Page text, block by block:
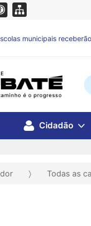
municipais
Cidadão
Todas as